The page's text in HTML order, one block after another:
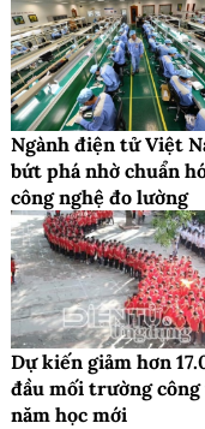
Ngành điện tử Việt
bứt phá nhờ chuẩn
công nghệ đo lường
Dự kiến giảm hơn
đầu mối trường
năm học mới